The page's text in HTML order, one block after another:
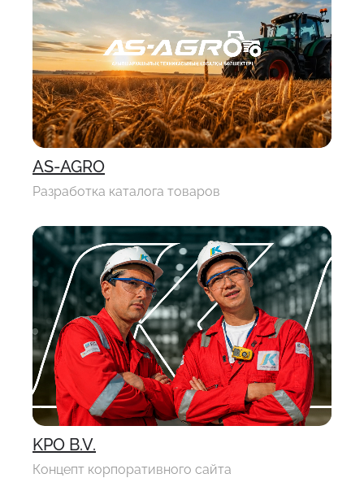
AS-AGRO
Разработка каталога товаров
KPO B.V.
Концепт корпоративного сайта